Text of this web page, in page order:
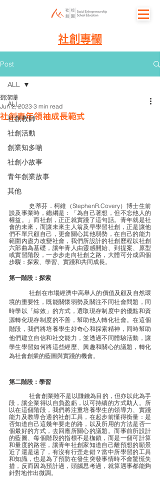
社創專欄
Post
ALL
社創教師
社創活動
創業知多啲
社創小故事
青年創業故事
其他
ALL
社創青年領袖成長範式
鄧潔珊
Jun 2, 2023 3 min read
談及事業時，總綱是：「為自己著想，但不忘他人的
權益。」而社創，正正就實踐了這句話。青年就是社
會的未來，而讓未來主人翁及早學習社創，正是讓他
們不單只顧自己，更會關心其他弱勢，在自己的能力
範圍內盡力改變社會，我們所設計的社創歷程以社創
六部曲為基礎，讓年青人由靈感開始、到提案、原型
或實習階段，一步步走向社創之路，大體可分成四個
步驟：探索、學習、實踐和共同成長。
第一階段：探索
	社創在市場經濟中高舉人的價值及顧及自然環
境的重要性，既能關懷弱勢及關注不同社會問題，同
時學以「綜效」的方式，選取現存制度中的優點和資
源轉化現存制度的不善，幫助他人轉化社會。在這個
階段，我們將培養學生好奇心和探索精神，同時幫助
他們建立自信和社交能力，並透過不同體驗活動，讓
學生學習如何將這些經歷、興趣和關心的議題，轉化
為社會創業的藍圖與實踐的機會。
第二階段：學習
	社會創業雖不是以賺錢為目的，但亦以此為手
段，讓企業得以自負盈虧，以可持續的方式助人。所
以在這個階段，我們將注重培養學生的領導力、實踐
能力及教導合適的社創工具，在起步前懂得衡量：是
否知道自己這幾年要走的路，以及所用的方法是否一
個最好的方式，去回應所關心的議題。而事前所設計
的藍圖、每個階段的指標不是枷鎖，而是一個可計算
和量度的路徑，讓青年社創家知道自己離預想的願景
近了還是遠了，有沒有行歪走錯？當中所學習的工具
和知識，也是為了預防在發生突發事情時不會驚慌失
措，反而因為預計過，頭腦思考過，就算遇事都能夠
針對地作出微調。